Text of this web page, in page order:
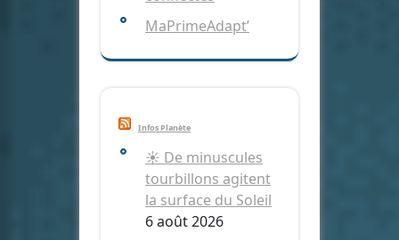
MaPrimeAdapt’
Infos Planète
☀️ De minuscules
tourbillons agitent
la surface du Soleil
6 août 2026